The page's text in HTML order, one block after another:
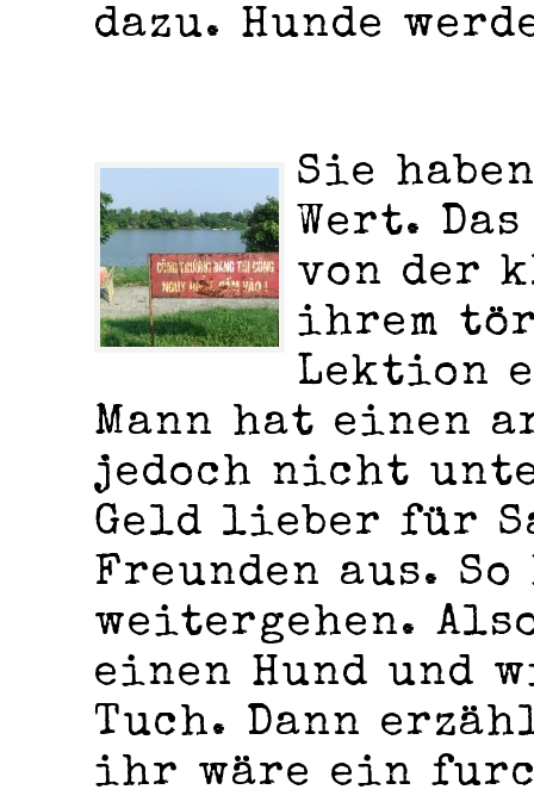
dazu. Hunde
Sie
Wert.
von der
ihrem
Lektion
Mann hat einen
jedoch nicht
Geld lieber für
Freunden aus.
weitergehen.
einen Hund und
Tuch. Dann
ihr wäre ein